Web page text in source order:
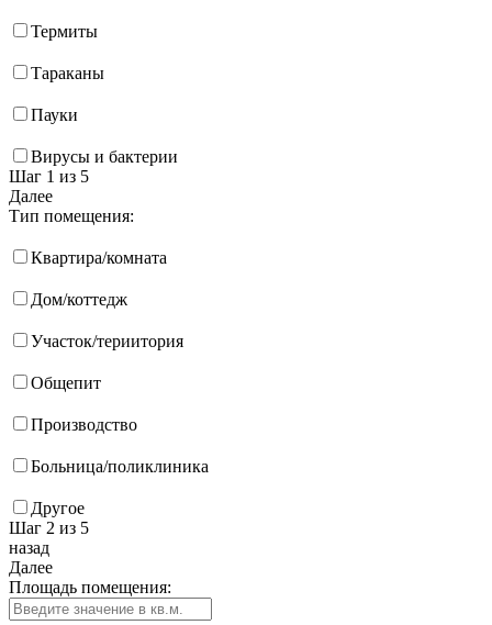
Термиты
Тараканы
Пауки
Вирусы и бактерии
Шаг 1 из 5
Далее
Тип помещения:
Квартира/комната
Дом/коттедж
Участок/териитория
Общепит
Производство
Больница/поликлиника
Другое
Шаг 2 из 5
назад
Далее
Площадь помещения: